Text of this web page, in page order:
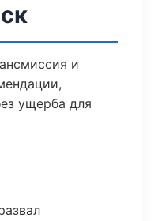
и
ущерба для